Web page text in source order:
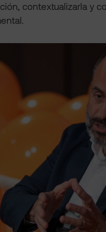
contextualizarla y